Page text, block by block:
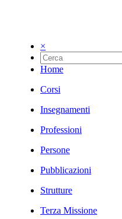
×
Home
Corsi
Insegnamenti
Professioni
Persone
Pubblicazioni
Strutture
Terza Missione